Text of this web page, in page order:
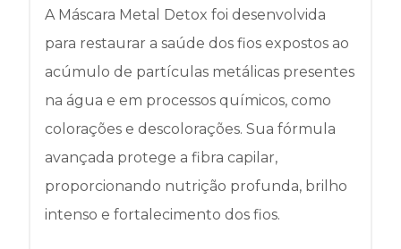
A Máscara Metal Detox foi desenvolvida
para restaurar a saúde dos fios expostos ao
acúmulo de partículas metálicas presentes
na água e em processos químicos, como
colorações e descolorações. Sua fórmula
avançada protege a fibra capilar,
proporcionando nutrição profunda, brilho
intenso e fortalecimento dos fios.